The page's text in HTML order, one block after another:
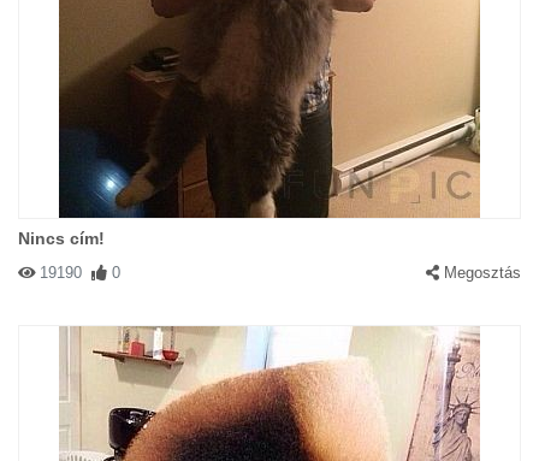
Nincs cím!
19190 0 Megosztás